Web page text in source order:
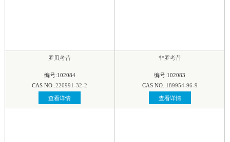
罗贝考昔
编号:102084
CAS NO.:220991-32-2
查看详情
非罗考昔
编号:102083
CAS NO.:189954-96-9
查看详情